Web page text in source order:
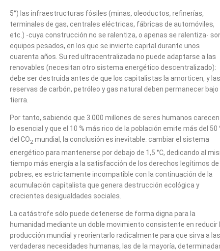
5°) las infraestructuras fósiles (minas, oleoductos, refinerías,
terminales de gas, centrales eléctricas, fábricas de automóviles,
etc.) -cuya construcción no se ralentiza, o apenas se ralentiza-
equipos pesados, en los que se invierte capital durante unos
cuarenta años. Su red ultracentralizada no puede adaptarse a las
renovables (necesitan otro sistema energético descentralizado):
debe ser destruida antes de que los capitalistas la amorticen, y las
reservas de carbón, petróleo y gas natural deben permanecer bajo
tierra.
Por tanto, sabiendo que 3.000 millones de seres humanos
lo esencial y que el 10 % más rico de la población emite más del 50
del CO2 mundial, la conclusión es inevitable: cambiar el sistema
energético para mantenerse por debajo de 1,5 °C, dedicando al
tiempo más energía a la satisfacción de los derechos legítimos
pobres, es estrictamente incompatible con la continuación de la
acumulación capitalista que genera destrucción ecológica y
crecientes desigualdades sociales.
La catástrofe sólo puede detenerse de forma digna para la
humanidad mediante un doble movimiento consistente en reducir
producción mundial y reorientarlo radicalmente para que sirva a las
verdaderas necesidades humanas, las de la mayoría,